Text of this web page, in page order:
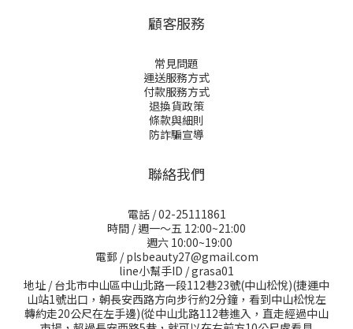
顧客服務
常見問題
運送服務方式
付款服務方式
退換貨政策
條款與細則
防詐騙宣導
聯絡我們
電話 / 02-25111861
時間 / 週一～五 12:00~21:00
週六 10:00~19:00
電郵 / plsbeauty27@gmail.com
line小幫手ID / grasa01
地址 / 台北市中山區中山北路一段112巷23號(中山松悅)(捷運中
山站1號出口，朝長安西路方向步行約2分鐘，看到中山松悅左
轉約走20公尺在左手邊)(從中山北路112巷進入，直走經過中山